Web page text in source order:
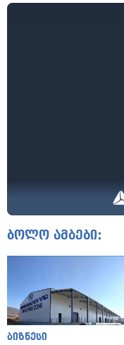
ბოლო ამბები:
ბიზნესი